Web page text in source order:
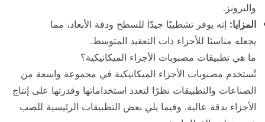
والبرونز.
المزايا: إنه يوفر تشطيبًا جيدًا للسطح ودقة الأبعاد، مما
يجعله مناسبًا للأجزاء ذات التعقيد المتوسط.
ما هي تطبيقات مصبوبات الأجزاء الميكانيكية؟
تُستخدم مصبوبات الأجزاء الميكانيكية في مجموعة واسعة من
الصناعات والتطبيقات نظرًا لتعدد استخداماتها وقدرتها على إنتاج
الأجزاء بدقة عالية. وفيما يلي بعض التطبيقات الرئيسية للصب